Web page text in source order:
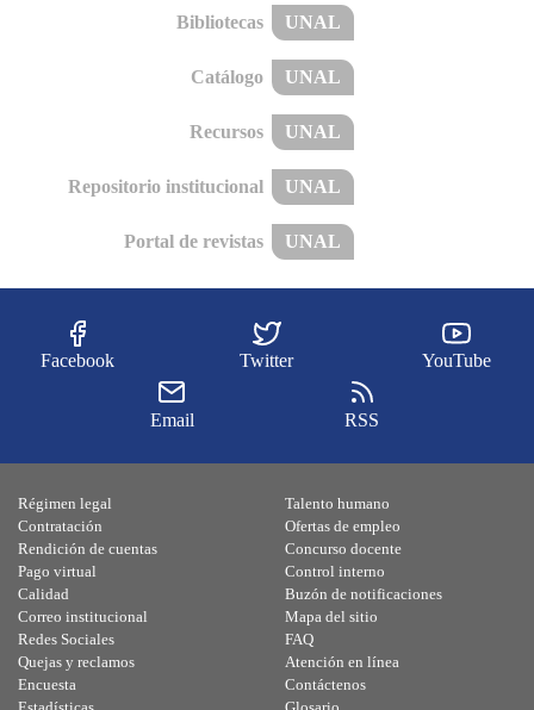
Bibliotecas UNAL
Catálogo UNAL
Recursos UNAL
Repositorio institucional UNAL
Portal de revistas UNAL
Facebook Twitter YouTube
Email RSS
Régimen legal
Contratación
Rendición de cuentas
Pago virtual
Calidad
Talento humano
Ofertas de empleo
Concurso docente
Control interno
Buzón de notificaciones
Correo institucional
Redes Sociales
Quejas y reclamos
Encuesta
Mapa del sitio
FAQ
Atención en línea
Contáctenos